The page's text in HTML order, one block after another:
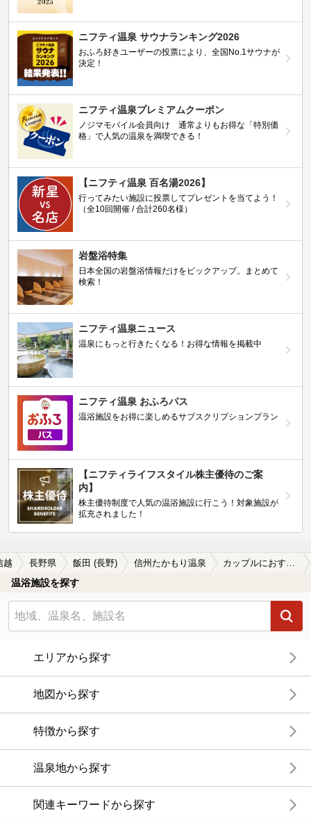
ニフティ温泉 サウナランキング2026
おふろ好きユーザーの投票により、全国No.1サウナが
決定！
ニフティ温泉プレミアムクーポン
ノジマモバイル会員向け 通常よりもお得な「特別価
格」で人気の温泉を満喫できる！
【ニフティ温泉 百名湯2026】
行ってみたい施設に投票してプレゼントを当てよう！
（全10回開催 / 合計260名様）
岩盤浴特集
日本全国の岩盤浴情報だけをピックアップ。まとめて
検索！
ニフティ温泉ニュース
温泉にもっと行きたくなる！お得な情報を掲載中
ニフティ温泉 おふろパス
温浴施設をお得に楽しめるサブスクリプションプラン
【ニフティライフスタイル株主優待のご案
内】
株主優待制度で人気の温浴施設に行こう！対象施設が
拡充されました！
越 長野県 飯田 (長野) 信州たかもり温泉 カップルにおすすめの信州たかもり温泉の温泉、日帰り温泉、スーパー銭湯おすすめ
温浴施設を探す
エリアから探す
地図から探す
特徴から探す
温泉地から探す
関連キーワードから探す